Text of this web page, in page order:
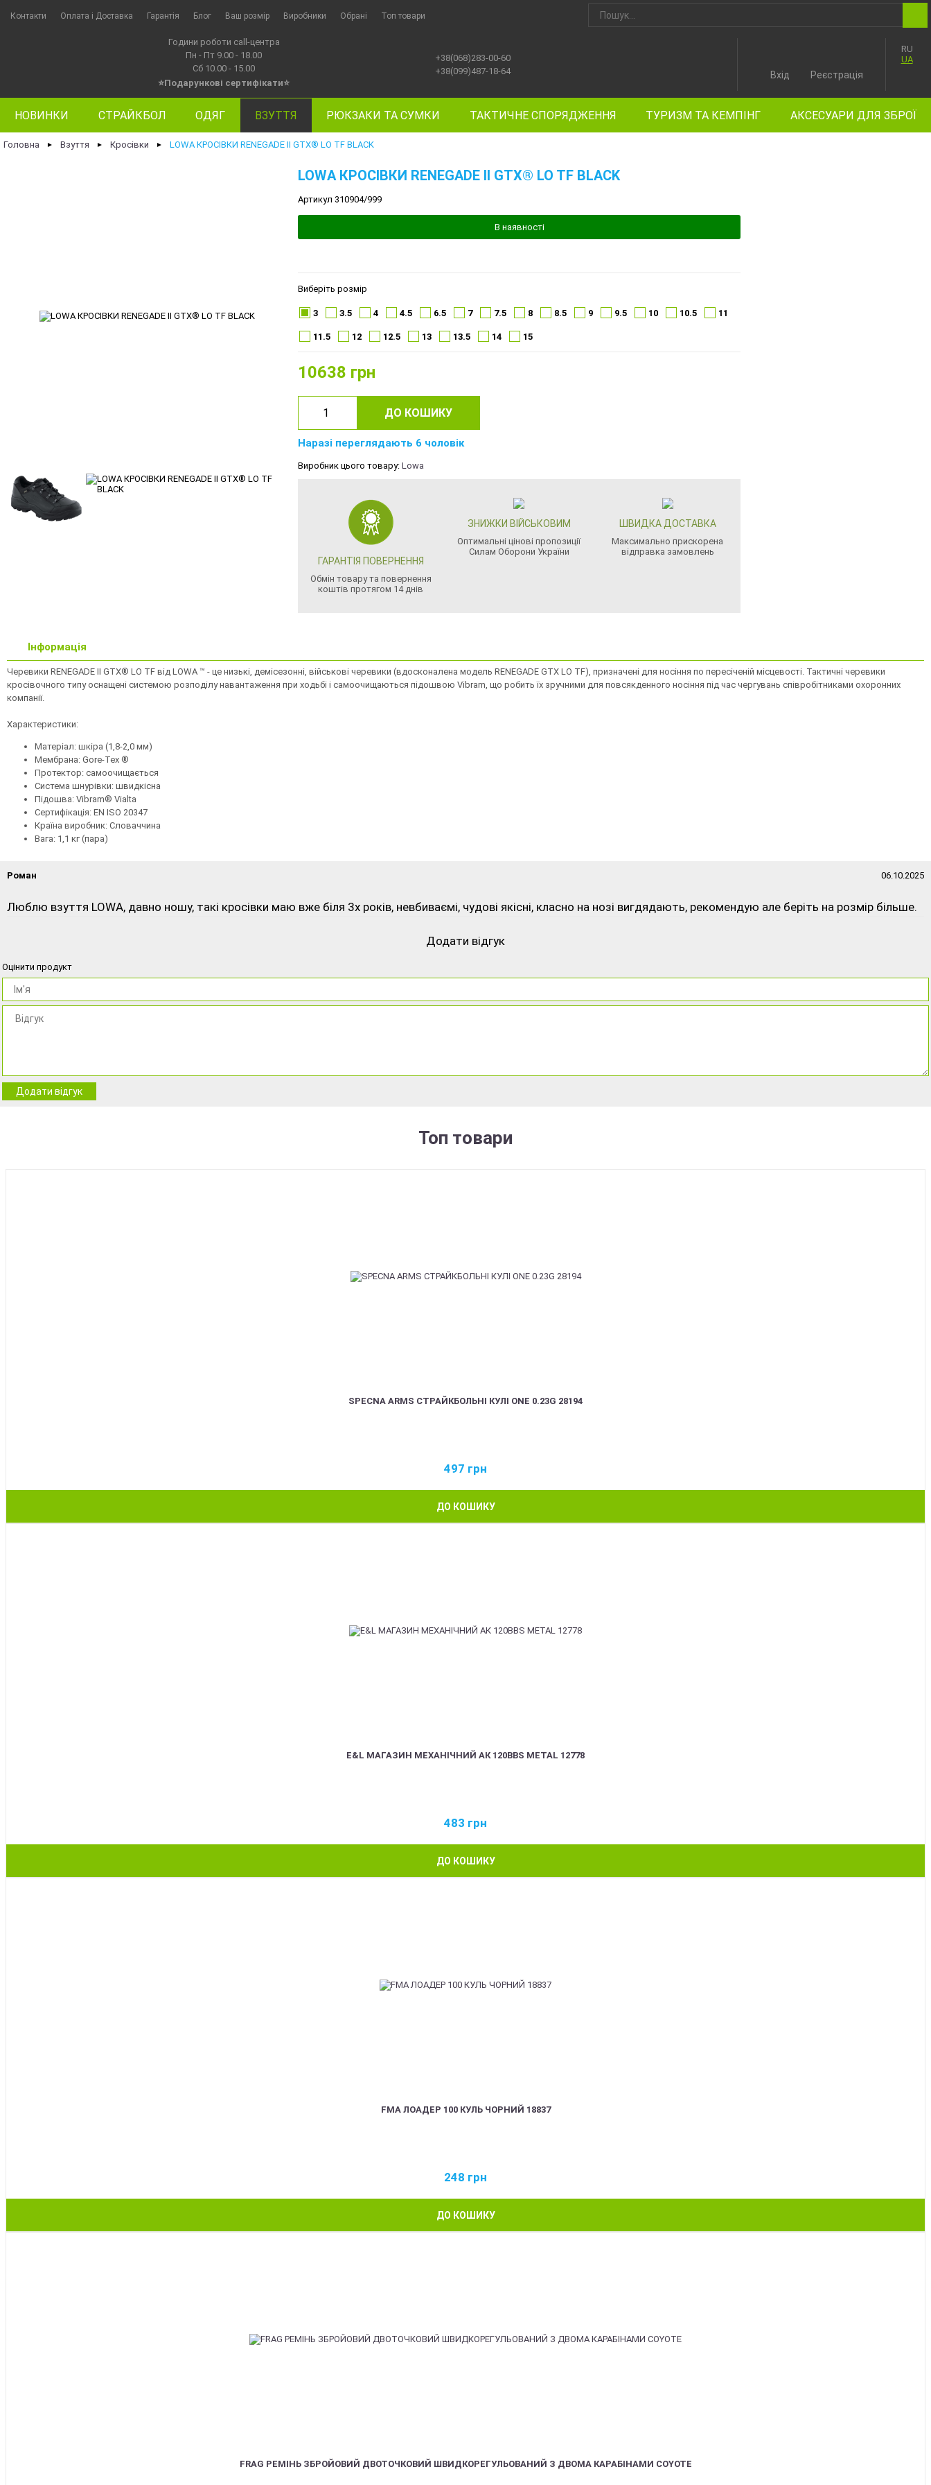
Контакти Оплата i Доставка Гарантія Блог Ваш розмір Виробники Обрані Топ товари
Години роботи call-центра
Пн - Пт 9.00 - 18.00
Сб 10.00 - 15.00
⭐Подарункові сертифікати⭐
+38(068)283-00-60
+38(099)487-18-64
RU
UA
Вхід Реєстрація
НОВИНКИ СТРАЙКБОЛ ОДЯГ ВЗУТТЯ РЮКЗАКИ ТА СУМКИ ТАКТИЧНЕ СПОРЯДЖЕННЯ ТУРИЗМ ТА КЕМПІНГ АКСЕСУАРИ ДЛЯ ЗБРОЇ
Головна ► Взуття ► Кросівки ► LOWA КРОСІВКИ RENEGADE II GTX® LO TF BLACK
LOWA КРОСІВКИ RENEGADE II GTX® LO TF BLACK
Артикул 310904/999
В наявності
Виберіть розмір
3 3.5 4 4.5 6.5 7 7.5 8 8.5 9 9.5 10 10.5 11
11.5 12 12.5 13 13.5 14 15
10638 грн
ДО КОШИКУ
Наразі переглядають 6 чоловік
Виробник цього товару: Lowa
ГАРАНТІЯ ПОВЕРНЕННЯ
Обмін товару та повернення
коштів протягом 14 днів
ЗНИЖКИ ВІЙСЬКОВИМ
Оптимальні цінові пропозиції
Силам Оборони України
ШВИДКА ДОСТАВКА
Максимально прискорена
відправка замовлень
Інформація
Черевики RENEGADE II GTX® LO TF від LOWA ™ - це низькі, демісезонні, військові черевики (вдосконалена модель RENEGADE GTX LO TF), призначені для носіння по пересіченій місцевості. Тактичні черевики
кросівочного типу оснащені системою розподілу навантаження при ходьбі і самоочищаються підошвою Vibram, що робить їх зручними для повсякденного носіння під час чергувань співробітниками охоронних
компанії.
Характеристики:
Матеріал: шкіра (1,8-2,0 мм)
Мембрана: Gore-Tex ®
Протектор: самоочищається
Система шнурівки: швидкісна
Підошва: Vibram® Vialta
Сертифікація: EN ISO 20347
Країна виробник: Словаччина
Вага: 1,1 кг (пара)
Роман 06.10.2025
Люблю взуття LOWA, давно ношу, такі кросівки маю вже біля 3х років, невбиваємі, чудові якісні, класно на нозі вигдядають, рекомендую але беріть на розмір більше.
Додати відгук
Оцінити продукт
Додати відгук
Топ товари
SPECNA ARMS СТРАЙКБОЛЬНІ КУЛІ ONE 0.23G 28194
497 грн
ДО КОШИКУ
E&L МАГАЗИН МЕХАНІЧНИЙ АК 120BBS METAL 12778
483 грн
ДО КОШИКУ
FMA ЛОАДЕР 100 КУЛЬ ЧОРНИЙ 18837
248 грн
ДО КОШИКУ
FRAG РЕМІНЬ ЗБРОЙОВИЙ ДВОТОЧКОВИЙ ШВИДКОРЕГУЛЬОВАНИЙ З ДВОМА КАРАБІНАМИ COYOTE